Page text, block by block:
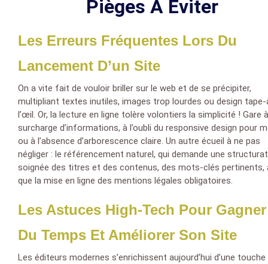
Pièges À Éviter
Les Erreurs Fréquentes Lors Du
Lancement D’un Site
On a vite fait de vouloir briller sur le web et de se précipiter,
multipliant textes inutiles, images trop lourdes ou design
l’œil. Or, la lecture en ligne tolère volontiers la simplicité ! Gare
surcharge d’informations, à l’oubli du responsive design pour
ou à l’absence d’arborescence claire. Un autre écueil à ne pas
négliger : le référencement naturel, qui demande une
soignée des titres et des contenus, des mots-clés pertinents,
que la mise en ligne des mentions légales obligatoires.
Les Astuces High-Tech Pour Gagner
Du Temps Et Améliorer Son Site
Les éditeurs modernes s’enrichissent aujourd’hui d’une touche